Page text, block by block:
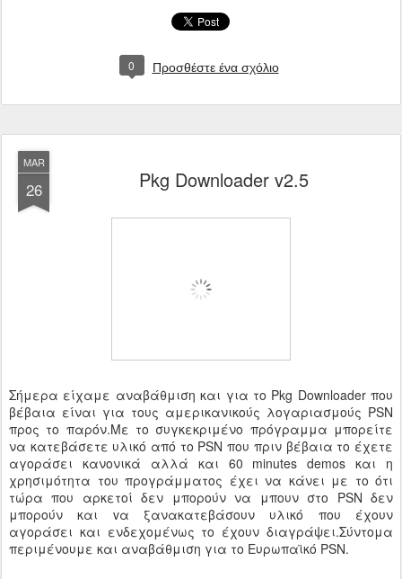
0 Προσθέστε ένα σχόλιο
MAR
26 Pkg Downloader v2.5
Σήμερα είχαμε αναβάθμιση και για το Pkg Downloader που
βέβαια είναι για τους αμερικανικούς λογαριασμούς PSN
προς το παρόν.Με το συγκεκριμένο πρόγραμμα μπορείτε
να κατεβάσετε υλικό από το PSN που πριν βέβαια το έχετε
αγοράσει κανονικά αλλά και 60 minutes demos και η
χρησιμότητα του προγράμματος έχει να κάνει με το ότι
τώρα που αρκετοί δεν μπορούν να μπουν στο PSN δεν
μπορούν και vα ξανακατεβάσουν υλικό που έχουν
αγοράσει και ενδεχομένως το έχουν διαγράψει.Σύντομα
περιμένουμε και αναβάθμιση για το Ευρωπαϊκό PSN.